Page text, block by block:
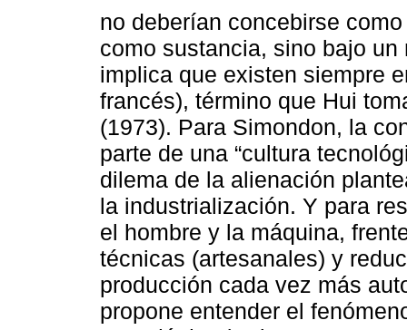
no deberían concebirse
como sustancia, sino bajo
implica que existen siempre
francés), término que Hui
(1973). Para Simondon, la
parte de una “cultura
dilema de la alienación
la industrialización. Y para
el hombre y la máquina,
técnicas (artesanales) y
producción cada vez más
propone entender el